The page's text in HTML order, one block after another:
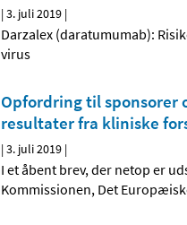
|3. juli 2019 |
Darzalex (daratumumab):
virus
Opfordring til sponsorer
resultater fra kliniske
|3. juli 2019 |
I et åbent brev, der netop er
Kommissionen, Det